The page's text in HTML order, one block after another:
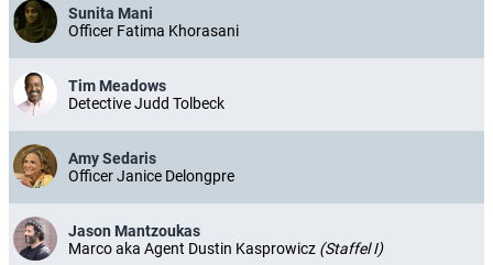
Sunita Mani
Officer Fatima Khorasani
Tim Meadows
Detective Judd Tolbeck
Amy Sedaris
Officer Janice Delongpre
Jason Mantzoukas
Marco aka Agent Dustin Kasprowicz (Staffel I)